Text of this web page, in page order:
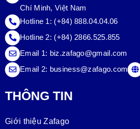
Chí Minh, Việt Nam
Hotline 1: (+84) 888.04.04.06
Hotline 2: (+84) 2866.525.855
Email 1: biz.zafago@gmail.com
Email 2: business@zafago.com
THÔNG TIN
Giới thiệu Zafago